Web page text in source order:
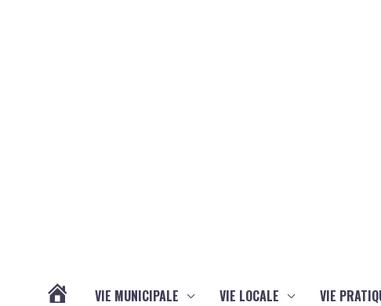
VIE MUNICIPALE VIE LOCALE VIE